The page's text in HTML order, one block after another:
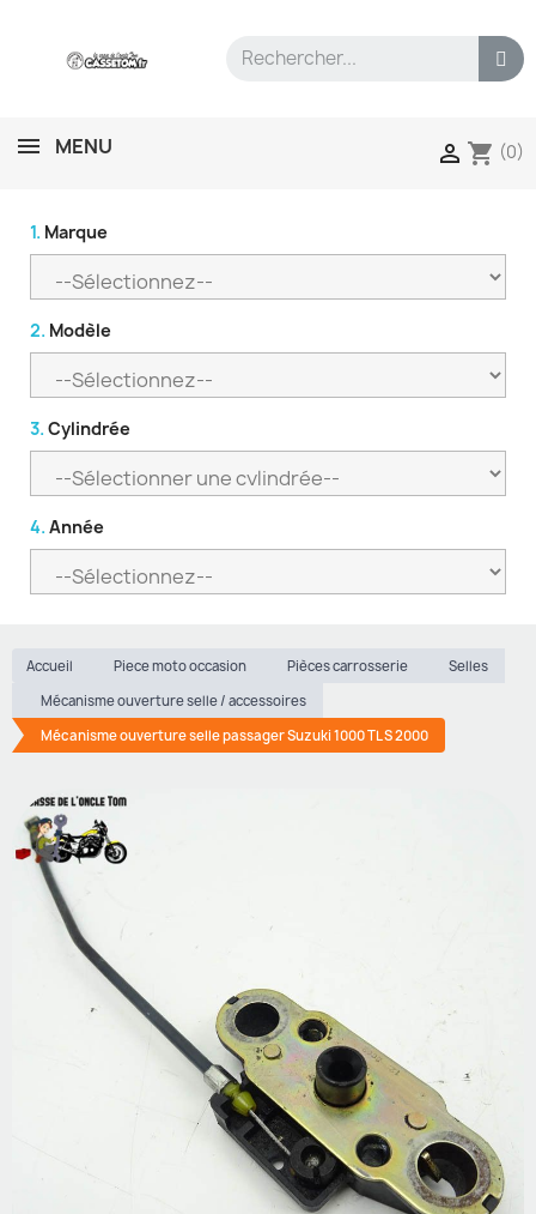
MENU  shopping_cart (0)
1. Marque
2. Modèle
3. Cylindrée
4. Année
Accueil Piece moto occasion Pièces carrosserie
Selles
Mécanisme ouverture selle / accessoires
Mécanisme ouverture selle passager Suzuki 1000 TL S 2000